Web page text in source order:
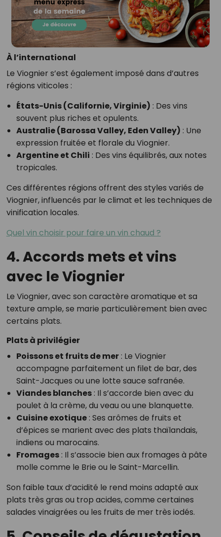
À l’international
Le Viognier s’est également imposé dans d’autres
régions viticoles :
États-Unis (Californie, Virginie) : Des vins
souvent plus riches et opulents.
Australie (Barossa Valley, Eden Valley) : Une
expression fruitée et florale du Viognier.
Argentine et Chili : Des vins équilibrés, aux notes
tropicales.
Ces différentes régions offrent des styles variés de
Viognier, influencés par le climat et les techniques de
vinification locales.
Quel vin choisir pour faire un vin chaud ?
4. Accords mets et vins
avec le Viognier
Le Viognier, avec son caractère aromatique et sa
texture ample, se marie particulièrement bien avec
certains plats.
Plats à privilégier
Poissons et fruits de mer: Le Viognier
accompagne parfaitement un filet de bar, des
Saint-Jacques ou une lotte sauce safranée.
Viandes blanches: Il s’accorde bien avec du
poulet à la crème, du veau ou une blanquette.
Cuisine exotique: Ses arômes de fruits et
d’épices se marient avec des plats thaïlandais,
indiens ou marocains.
Fromages: Il s’associe bien aux fromages à pâte
molle comme le Brie ou le Saint-Marcellin.
Son faible taux d’acidité le rend moins adapté aux
plats très gras ou trop acides, comme certaines
salades vinaigrées ou les fruits de mer très iodés.